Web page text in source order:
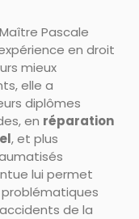
Pascale
en droit
mieux
elle a
diplômes
en réparation
, et plus
lui permet
de la